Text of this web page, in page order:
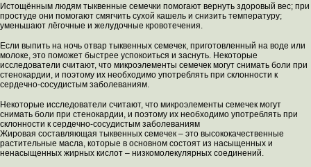
Истощённым людям тыквенные семечки помогают вернуть здоровый вес; при
простуде они помогают смягчить сухой кашель и снизить температуру;
уменьшают лёгочные и желудочные кровотечения.
Если выпить на ночь отвар тыквенных семечек, приготовленный на воде или
молоке, это поможет быстрее успокоиться и заснуть. Некоторые
исследователи считают, что микроэлементы семечек могут снимать боли при
стенокардии, и поэтому их необходимо употреблять при склонности к
сердечно-сосудистым заболеваниям.
Некоторые исследователи считают, что микроэлементы семечек могут
снимать боли при стенокардии, и поэтому их необходимо употреблять при
склонности к сердечно-сосудистым заболеваниям
Жировая составляющая тыквенных семечек – это высококачественные
растительные масла, которые в основном состоят из насыщенных и
ненасыщенных жирных кислот – низкомолекулярных соединений.